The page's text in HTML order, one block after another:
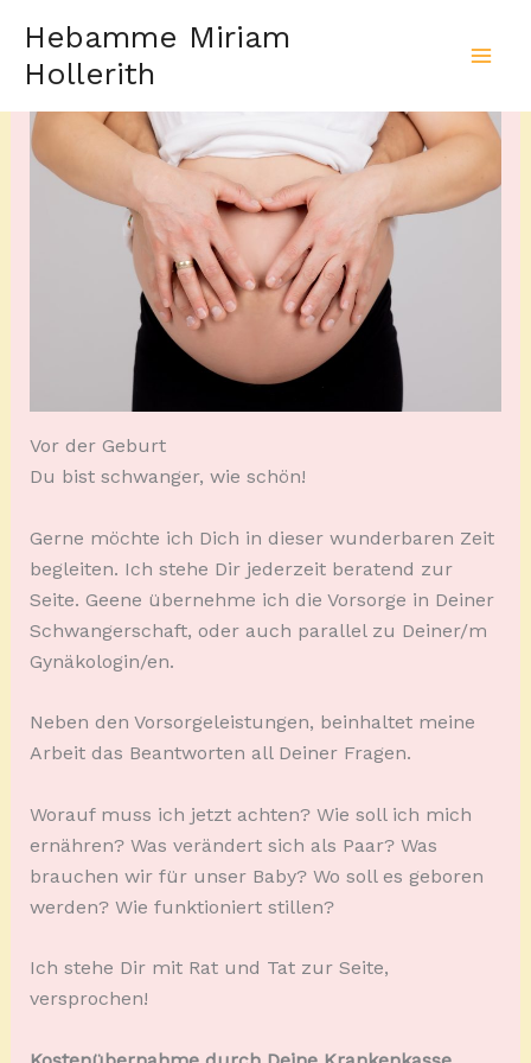
Inhalt
springen
Hebamme Miriam
Hollerith
Schwangerschaft
Vor der Geburt
Du bist schwanger, wie schön!
Gerne möchte ich Dich in dieser wunderbaren Zeit
begleiten. Ich stehe Dir jederzeit beratend zur
Seite. Geene übernehme ich die Vorsorge in Deiner
Schwangerschaft, oder auch parallel zu Deiner/m
Gynäkologin/en.
Neben den Vorsorgeleistungen, beinhaltet meine
Arbeit das Beantworten all Deiner Fragen.
Worauf muss ich jetzt achten? Wie soll ich mich
ernähren? Was verändert sich als Paar? Was
brauchen wir für unser Baby? Wo soll es geboren
werden? Wie funktioniert stillen?
Ich stehe Dir mit Rat und Tat zur Seite,
versprochen!